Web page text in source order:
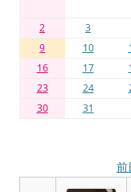
2
3
9
10
16
17
23
24
30
31
前